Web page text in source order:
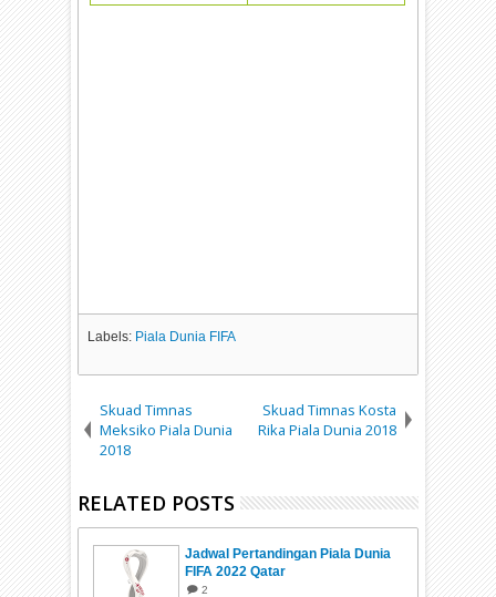
Labels: Piala Dunia FIFA
Skuad Timnas
Meksiko Piala Dunia
2018
Skuad Timnas Kosta
Rika Piala Dunia 2018
RELATED POSTS
Jadwal Pertandingan Piala Dunia
FIFA 2022 Qatar
2